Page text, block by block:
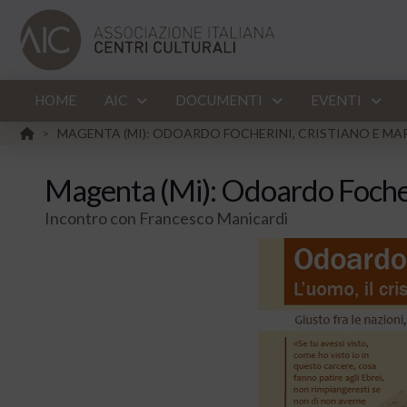
HOME AIC DOCUMENTI EVENTI
HOME
> MAGENTA (MI): ODOARDO FOCHERINI, CRISTIANO E
Magenta (Mi): Odoardo
Incontro con Francesco Manicardi